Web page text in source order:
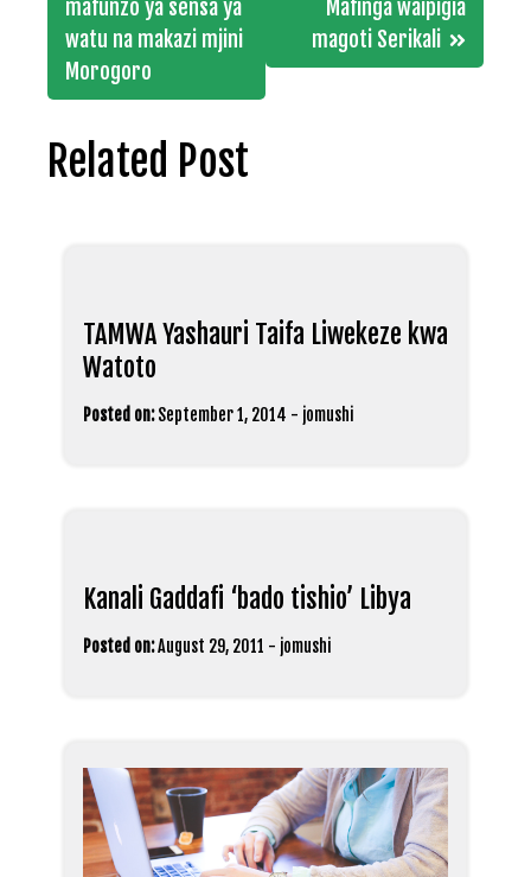
navigation
mafunzo ya sensa ya
watu na makazi mjini
Morogoro
Mafinga waipigia
magoti Serikali
Related Post
TAMWA Yashauri Taifa Liwekeze kwa
Watoto
Posted on: September 1, 2014 - jomushi
Kanali Gaddafi ‘bado tishio’ Libya
Posted on:August 29, 2011 - jomushi